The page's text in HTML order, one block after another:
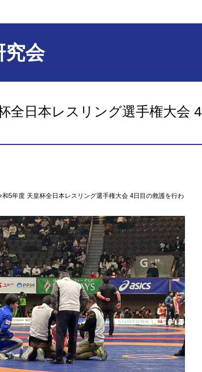
究会
全日本レスリング選手権大会 4
5年度 天皇杯全日本レスリング選手権大会 4日目の救護を行わ